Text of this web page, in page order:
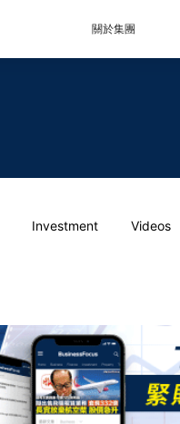
關於集團
Investment Videos